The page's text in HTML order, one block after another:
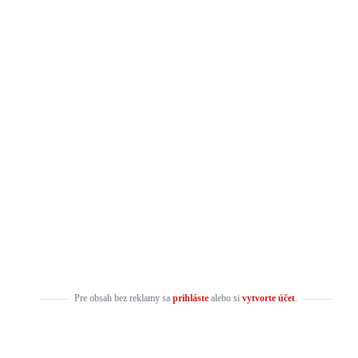
Pre obsah bez reklamy sa prihlástealebo si vytvorte účet.